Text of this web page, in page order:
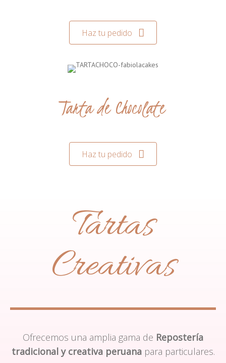
Haz tu pedido
Tarta de Chocolate
Haz tu pedido
Tartas
Creativas
Ofrecemos una amplia gama de Repostería
tradicional y creativa peruanapara particulares.